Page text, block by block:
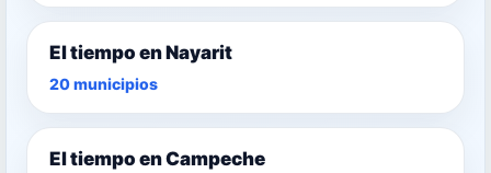
El tiempo en Nayarit
20 municipios
El tiempo en Campeche